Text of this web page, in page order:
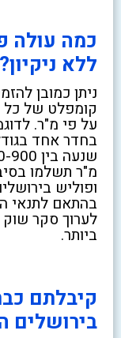
כמה עולה
ללא ניקיון?
ניתן כמובן
קומפלט של כל
על פי מ"ר.
ופוליש
בהתאם לתנאי
לערוך סקר שוק
ביותר.
קיבלתם
בירושלים